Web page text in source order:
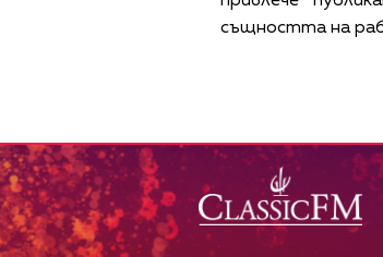
същността на